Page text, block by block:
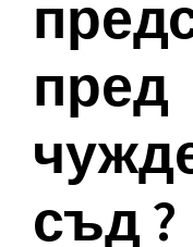
пред
съд ?